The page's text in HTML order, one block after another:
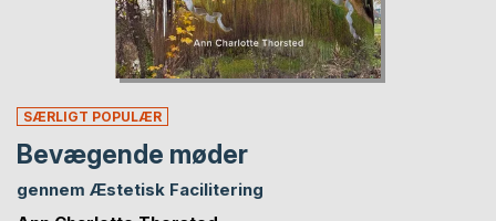
SÆRLIGT POPULÆR
Bevægende møder
gennem Æstetisk Facilitering